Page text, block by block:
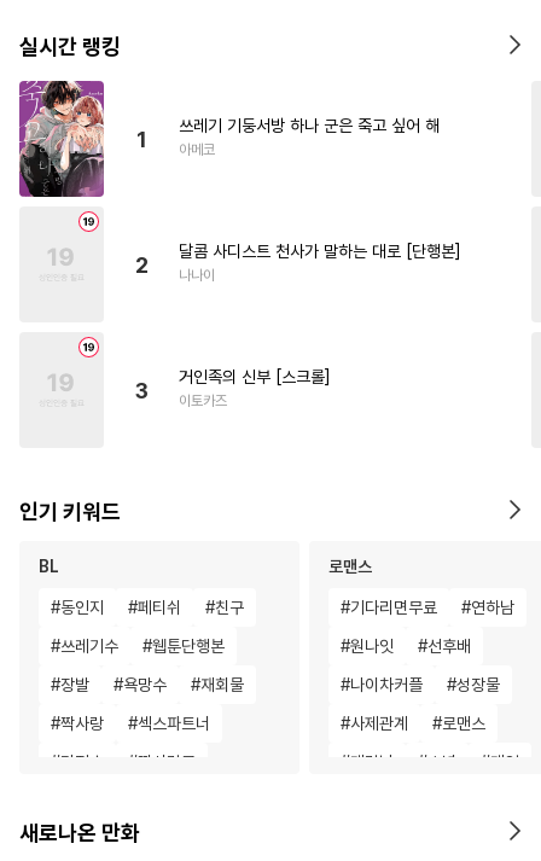
실시간 랭킹
1
쓰레기 기둥서방 하나 군은 죽고 싶어 해
아메코
2
달콤 사디스트 천사가 말하는 대로 [단행본]
나나이
3
거인족의 신부 [스크롤]
이토카즈
인기 키워드
BL
#동인지 #페티쉬 #친구
#쓰레기수 #웹툰단행본
#장발 #욕망수 #재회물
#짝사랑 #섹스파트너
#다정수 #짝사랑공
#오해/착각
로맨스
#기다리면무료 #연하남
#원나잇 #선후배
#나이차커플 #성장물
#사제관계 #로맨스
#계략남 # 소년 #게임
새로나온 만화